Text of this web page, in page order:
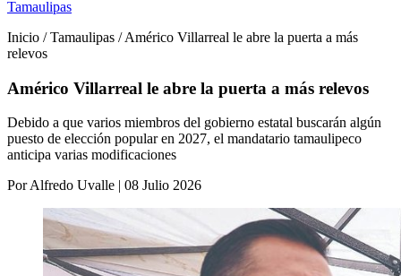
Tamaulipas
Inicio / Tamaulipas / Américo Villarreal le abre la puerta a más
relevos
Américo Villarreal le abre la puerta a más relevos
Debido a que varios miembros del gobierno estatal buscarán algún
puesto de elección popular en 2027, el mandatario tamaulipeco
anticipa varias modificaciones
Por Alfredo Uvalle | 08 Julio 2026